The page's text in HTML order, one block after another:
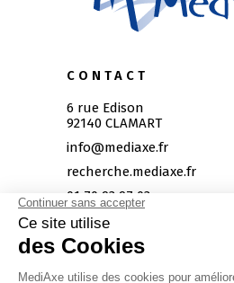
CONTACT
6 rue Edison
92140 CLAMART
info@mediaxe.fr
recherche.mediaxe.fr
01 70 93 97 03
Itinéraire